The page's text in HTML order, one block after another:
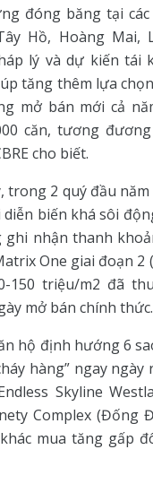
đóng băng tại
Hồ, Hoàng Mai,
lý và dự kiến tái
tăng thêm lựa
mở bán mới cả
căn, tương
cho biết.
trong 2 quý đầu
biến khá sôi
nhận thanh
One giai đoạn 2
150 triệu/m2 đã
mở bán chính thức.
hộ định hướng 6
hàng” ngay ngày
Skyline
Complex (Đống
mua tăng gấp